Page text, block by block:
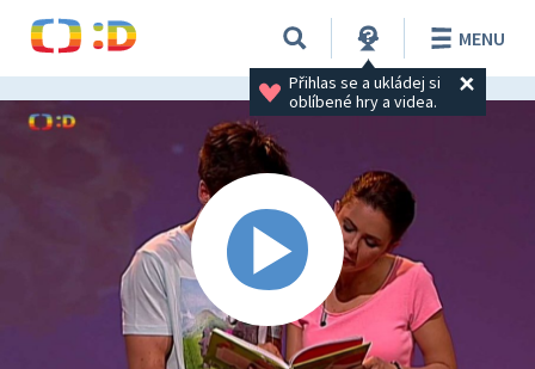
Přihlas se a ukládej si
oblíbené hry a videa.
MENU